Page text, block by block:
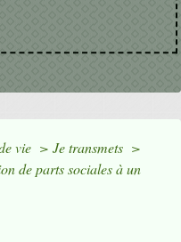
vie > Je transmets >
de parts sociales à un